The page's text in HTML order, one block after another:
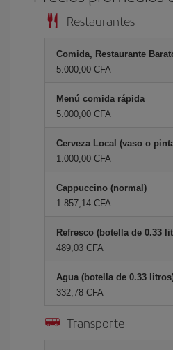
Restaurantes
Comida, Restaurante
5.000,00 CFA
Menú comida rápida
5.000,00 CFA
Cerveza Local (vaso o
1.000,00 CFA
Cappuccino (normal)
1.857,14 CFA
Refresco (botella de 0.33
489,03 CFA
Agua (botella de 0.33
332,78 CFA
Transporte